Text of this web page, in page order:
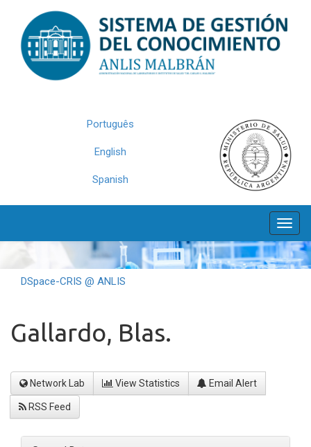
navigation
Português
English
Spanish
DSpace-CRIS @ ANLIS
Gallardo, Blas.
Network Lab View Statistics Email Alert
RSS Feed